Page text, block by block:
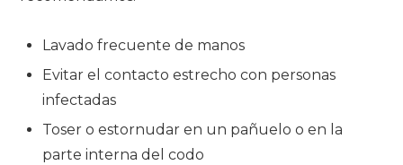
Lavado frecuente de manos
Evitar el contacto estrecho con personas
infectadas
Toser o estornudar en un pañuelo o en la
parte interna del codo